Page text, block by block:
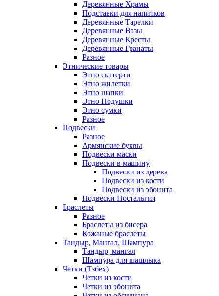
Деревянные Храмы
Подставки для напитков
Деревянные Тарелки
Деревянные Вазы
Деревянные Кресты
Деревянные Гранаты
Разное
Этнические товары
Этно скатерти
Этно жилетки
Этно шапки
Этно Подушки
Этно сумки
Разное
Подвески
Разное
Армянские буквы
Подвески маски
Подвески в машину
Подвески из дерева
Подвески из кости
Подвески из эбонита
Подвески Ностальгия
Браслеты
Разное
Браслеты из бисера
Кожаные браслеты
Тандыр, Мангал, Шампура
Тандыр, мангал
Шампура для шашлыка
Четки (Тзбех)
Четки из кости
Четки из эбонита